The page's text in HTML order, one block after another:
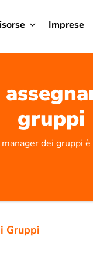
Imprese
gruppi
dei gruppi
Gruppi